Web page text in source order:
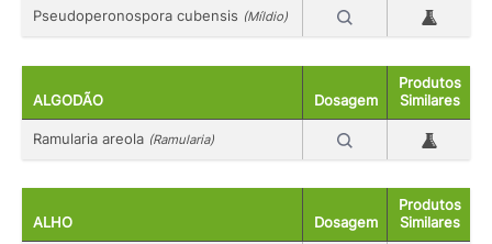
Pseudoperonospora cubensis (Míldio)
ALGODÃO Dosagem
Produtos
Similares
Ramularia areola (Ramularia)
ALHO Dosagem
Produtos
Similares